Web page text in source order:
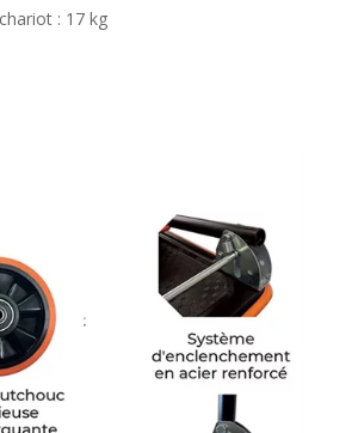
: 17 kg